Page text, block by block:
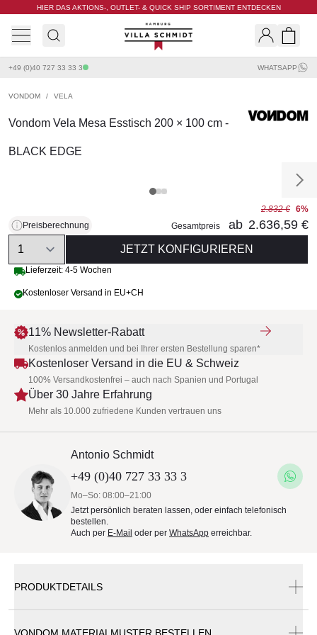
HIER DAS AKTIONS-, OUTLET- & QUICK SHIP SORTIMENT ENTDECKEN
Villa Schmidt
+49 (0)40 727 33 33 3 WHATSAPP
VONDOM / VELA
Vondom Vela Mesa Esstisch 200 × 100 cm -
BLACK EDGE
Preisberechnung
2.832 € 6%
Gesamtpreis
ab 2.636,59 €
Quantity
JETZT KONFIGURIEREN
Lieferzeit: 4-5 Wochen
Kostenloser Versand in EU+CH
11% Newsletter-Rabatt
Kostenlos anmelden und bei Ihrer ersten Bestellung sparen*
Kostenloser Versand in die EU & Schweiz
100% Versandkostenfrei – auch nach Spanien und Portugal
Über 30 Jahre Erfahrung
Mehr als 10.000 zufriedene Kunden vertrauen uns
Antonio Schmidt
+49 (0)40 727 33 33 3
Mo–So: 08:00–21:00
Jetzt persönlich beraten lassen, oder einfach telefonisch
bestellen.
Auch per E-Mail oder per WhatsApp erreichbar.
PRODUKTDETAILS
VONDOM MATERIALMUSTER BESTELLEN